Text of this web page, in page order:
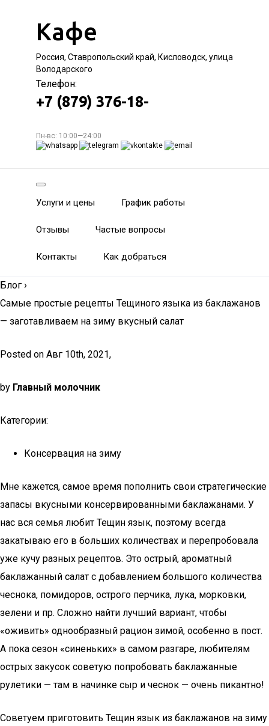
Кафе
Россия, Ставропольский край, Кисловодск, улица
Володарского
Телефон:
+7 (879) 376-18-
Пн-вс: 10:00—24:00
Услуги и цены График работы
Отзывы Частые вопросы
Контакты Как добраться
Блог ›
Самые простые рецепты Тещиного языка из баклажанов
— заготавливаем на зиму вкусный салат
Posted on Авг 10th, 2021,
by Главный молочник
Категории:
Консервация на зиму
Мне кажется, самое время пополнить свои стратегические
запасы вкусными консервированными баклажанами. У
нас вся семья любит Тещин язык, поэтому всегда
закатываю его в больших количествах и перепробовала
уже кучу разных рецептов. Это острый, ароматный
баклажанный салат с добавлением большого количества
чеснока, помидоров, острого перчика, лука, морковки,
зелени и пр. Сложно найти лучший вариант, чтобы
«оживить» однообразный рацион зимой, особенно в пост.
А пока сезон «синеньких» в самом разгаре, любителям
острых закусок советую попробовать баклажанные
рулетики — там в начинке сыр и чеснок — очень пикантно!
Советуем приготовить Тещин язык из баклажанов на зиму